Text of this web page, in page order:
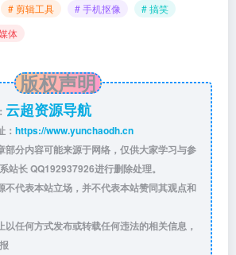
# 剪辑工具 # 手机抠像
# 搞笑
体
版权声明
云超资源导航
https://www.yunchaodh.cn
部分内容可能来源于网络，仅供大家学习与参
站长 QQ192937926进行删除处理。
不代表本站立场，并不代表本站赞同其观点和
以任何方式发布或转载任何违法的相关信息，